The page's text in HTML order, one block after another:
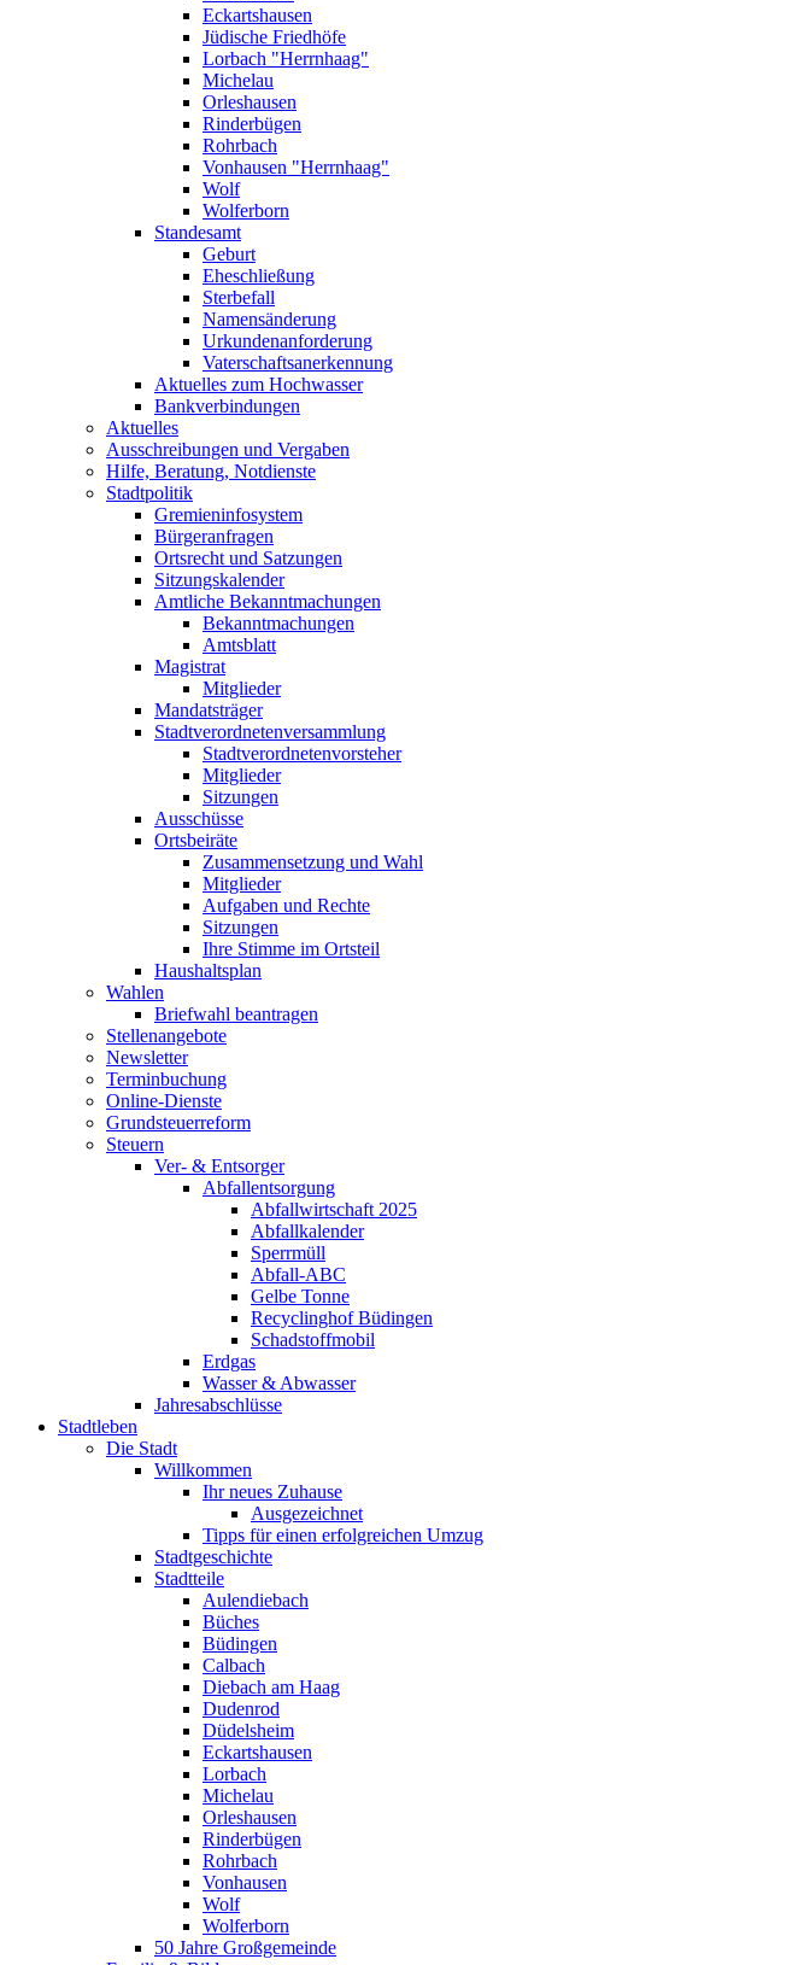
Eckartshausen
Jüdische Friedhöfe
Lorbach "Herrnhaag"
Michelau
Orleshausen
Rinderbügen
Rohrbach
Vonhausen "Herrnhaag"
Wolf
Wolferborn
Standesamt
Geburt
Eheschließung
Sterbefall
Namensänderung
Urkundenanforderung
Vaterschaftsanerkennung
Aktuelles zum Hochwasser
Bankverbindungen
Aktuelles
Ausschreibungen und Vergaben
Hilfe, Beratung, Notdienste
Stadtpolitik
Gremieninfosystem
Bürgeranfragen
Ortsrecht und Satzungen
Sitzungskalender
Amtliche Bekanntmachungen
Bekanntmachungen
Amtsblatt
Magistrat
Mitglieder
Mandatsträger
Stadtverordnetenversammlung
Stadtverordnetenvorsteher
Mitglieder
Sitzungen
Ausschüsse
Ortsbeiräte
Zusammensetzung und Wahl
Mitglieder
Aufgaben und Rechte
Sitzungen
Ihre Stimme im Ortsteil
Haushaltsplan
Wahlen
Briefwahl beantragen
Stellenangebote
Newsletter
Terminbuchung
Online-Dienste
Grundsteuerreform
Steuern
Ver- & Entsorger
Abfallentsorgung
Abfallwirtschaft 2025
Abfallkalender
Sperrmüll
Abfall-ABC
Gelbe Tonne
Recyclinghof Büdingen
Schadstoffmobil
Erdgas
Wasser & Abwasser
Jahresabschlüsse
Stadtleben
Die Stadt
Willkommen
Ihr neues Zuhause
Ausgezeichnet
Tipps für einen erfolgreichen Umzug
Stadtgeschichte
Stadtteile
Aulendiebach
Büches
Büdingen
Calbach
Diebach am Haag
Dudenrod
Düdelsheim
Eckartshausen
Lorbach
Michelau
Orleshausen
Rinderbügen
Rohrbach
Vonhausen
Wolf
Wolferborn
50 Jahre Großgemeinde